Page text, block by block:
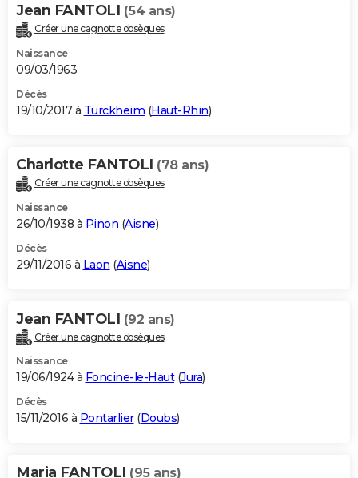
Jean FANTOLI (54 ans)
Créer une cagnotte obsèques
Naissance
09/03/1963
Décès
19/10/2017 à Turckheim (Haut-Rhin)
Charlotte FANTOLI (78 ans)
Créer une cagnotte obsèques
Naissance
26/10/1938 à Pinon (Aisne)
Décès
29/11/2016 à Laon (Aisne)
Jean FANTOLI (92 ans)
Créer une cagnotte obsèques
Naissance
19/06/1924 à Foncine-le-Haut(Jura)
Décès
15/11/2016 à Pontarlier(Doubs)
Maria FANTOLI (95 ans)